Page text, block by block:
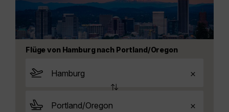
Flüge von Hamburg nach Portland/Oregon